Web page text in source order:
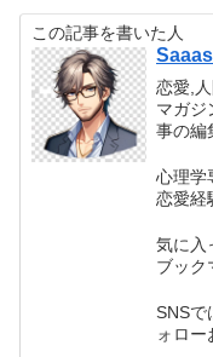
この記事を書いた人
恋愛,
マガジ
事の編
心理学
恋愛経
気に入
ブック
SNSで
ォロー